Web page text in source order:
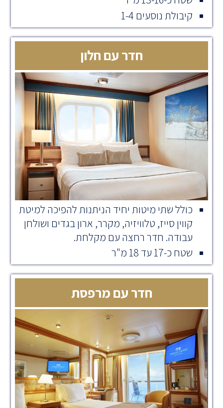
קיבולת נוסעים 1-4
חדר עם חלון
כולל שתי מיטות יחיד הניתנות להפיכה למיטת
קווין סייז, טלוויזיה, מקרר, ארון בגדים ושולחן
עבודה. חדר רחצה עם מקלחת.
שטח כ-17 עד 18 מ"ר
חדר עם מרפסת